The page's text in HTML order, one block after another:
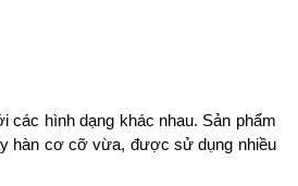
các hình dạng khác nhau. Sản phẩm
hàn cơ cỡ vừa, được sử dụng nhiều